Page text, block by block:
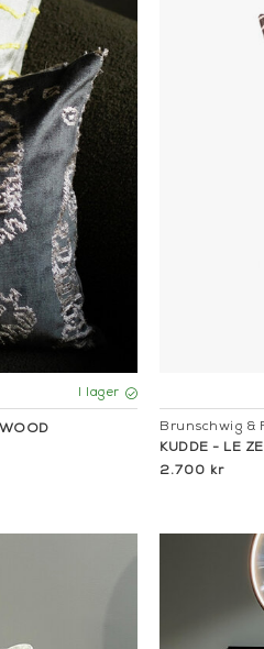
I lager
Brunschwig &
KUDDE - LE
2.700 kr